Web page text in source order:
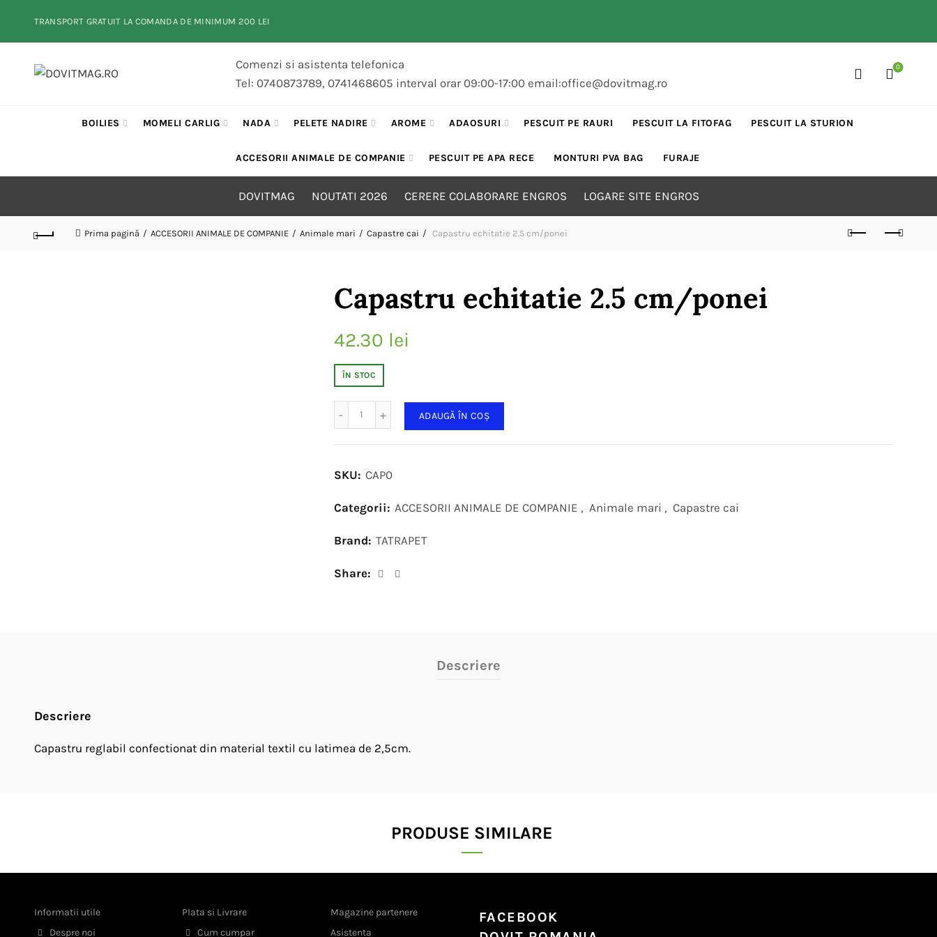
TRANSPORT GRATUIT LA COMANDA DE MINIMUM 200 LEI
Comenzi si asistenta telefonica
Tel: 0740873789, 0741468605 interval orar 09:00-17:00 email:office@dovitmag.ro
0
BOILIES MOMELI CARLIG NADA PELETE NADIRE AROME ADAOSURI PESCUIT PE RAURI PESCUIT LA FITOFAG PESCUIT LA STURION
ACCESORII ANIMALE DE COMPANIE PESCUIT PE APA RECE MONTURI PVA BAG FURAJE
DOVITMAG NOUTATI 2026 CERERE COLABORARE ENGROS LOGARE SITE ENGROS
Prima pagină ACCESORII ANIMALE DE COMPANIE Animale mari Capastre cai Capastru echitatie 2.5 cm/ponei
Capastru echitatie 2.5 cm/ponei
42.30 lei
ÎN STOC
ADAUGĂ ÎN COȘ
SKU: CAP0
Categorii: ACCESORII ANIMALE DE COMPANIE , Animale mari , Capastre cai
Brand: TATRAPET
Share
Descriere
Descriere
Capastru reglabil confectionat din material textil cu latimea de 2,5cm.
PRODUSE SIMILARE
Informatii utile
Despre noi
Plata si Livrare
Cum cumpar
Magazine partenere
Asistenta
FACEBOOK